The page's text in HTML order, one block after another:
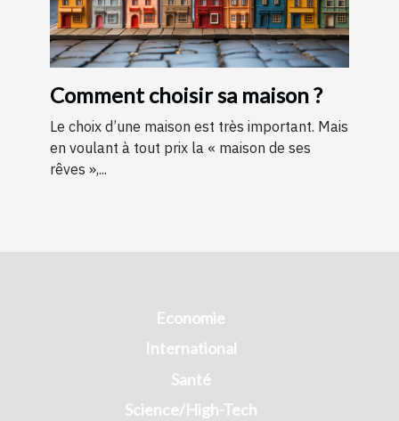
Comment choisir sa maison ?
Le choix d’une maison est très important. Mais
en voulant à tout prix la « maison de ses
rêves »,...
Economie
International
Santé
Science/High-Tech